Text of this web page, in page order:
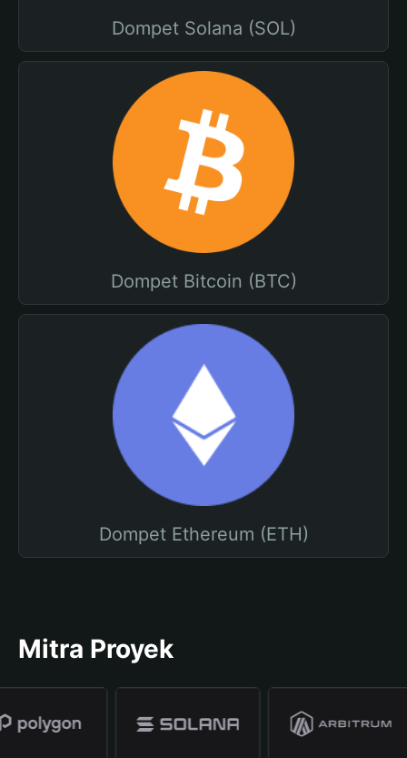
Dompet Solana (SOL)
Dompet Bitcoin (BTC)
Dompet Ethereum (ETH)
Mitra Proyek